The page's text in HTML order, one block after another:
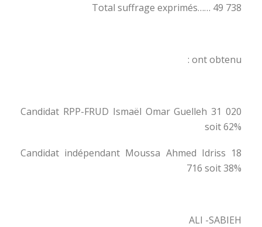
Total suffrage exprimés…… 49 738
ont obtenu :
Candidat RPP-FRUD Ismaël Omar Guelleh 31 020
soit 62%
Candidat indépendant Moussa Ahmed Idriss 18
716 soit 38%
ALI -SABIEH